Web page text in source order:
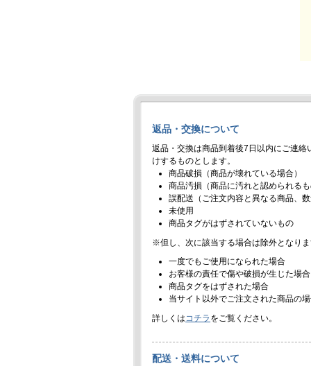
返品・交換について
返品・交換は商品到着後7日以内にご連
けするものとします。
商品破損（商品が壊れている場合）
商品汚損（商品に汚れと認められる
誤配送（ご注文内容と異なる商品、
未使用
商品タグがはずされていないもの
※但し、次に該当する場合は除外となり
一度でもご使用になられた場合
お客様の責任で傷や破損が生じた場合
商品タグをはずされた場合
当サイト以外でご注文された商品の
詳しくはコチラ をご覧ください。
配送・送料について